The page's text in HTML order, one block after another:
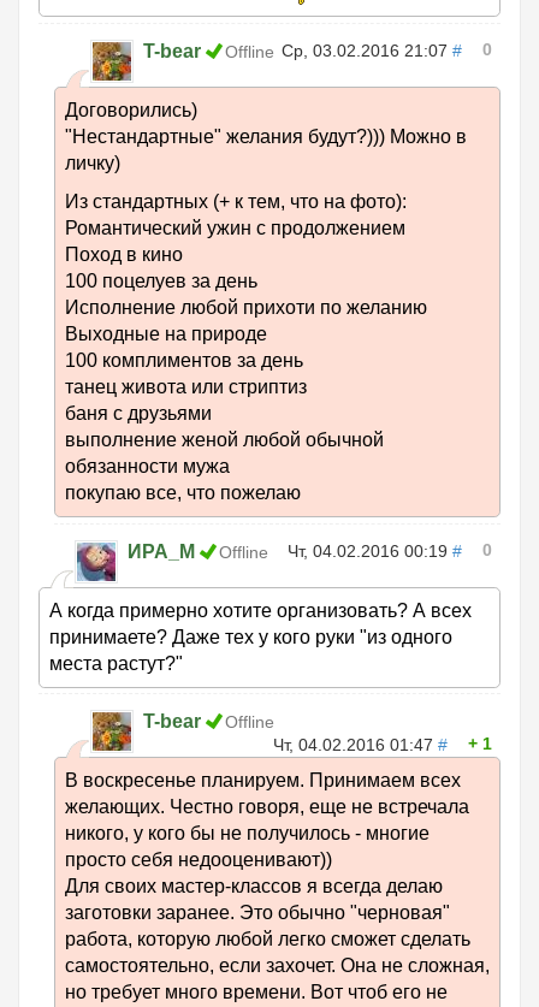
T-bear Offline Ср, 03.02.2016 21:07 # 0
Договорились)
"Нестандартные" желания будут?))) Можно в
личку)
Из стандартных (+ к тем, что на фото):
Романтический ужин с продолжением
Поход в кино
100 поцелуев за день
Исполнение любой прихоти по желанию
Выходные на природе
100 комплиментов за день
танец живота или стриптиз
баня с друзьями
выполнение женой любой обычной
обязанности мужа
покупаю все, что пожелаю
ИРА_М Offline Чт, 04.02.2016 00:19 # 0
А когда примерно хотите организовать? А всех
принимаете? Даже тех у кого руки "из одного
места растут?"
T-bear
Offline
Чт, 04.02.2016 01:47 # 1
В воскресенье планируем. Принимаем всех
желающих. Честно говоря, еще не встречала
никого, у кого бы не получилось - многие
просто себя недооценивают))
Для своих мастер-классов я всегда делаю
заготовки заранее. Это обычно "черновая"
работа, которую любой легко сможет сделать
самостоятельно, если захочет. Она не сложная,
но требует много времени. Вот чтоб его не